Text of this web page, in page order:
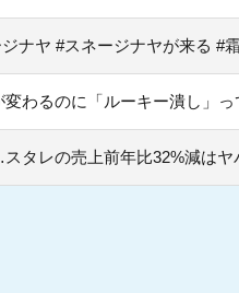
ナヤ #スネージナヤが来る #
わるのに「ルーキー潰し」
タレの売上前年比32%減はヤ